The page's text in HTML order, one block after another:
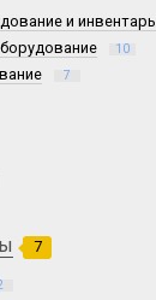
и инвентарь
10
7
7